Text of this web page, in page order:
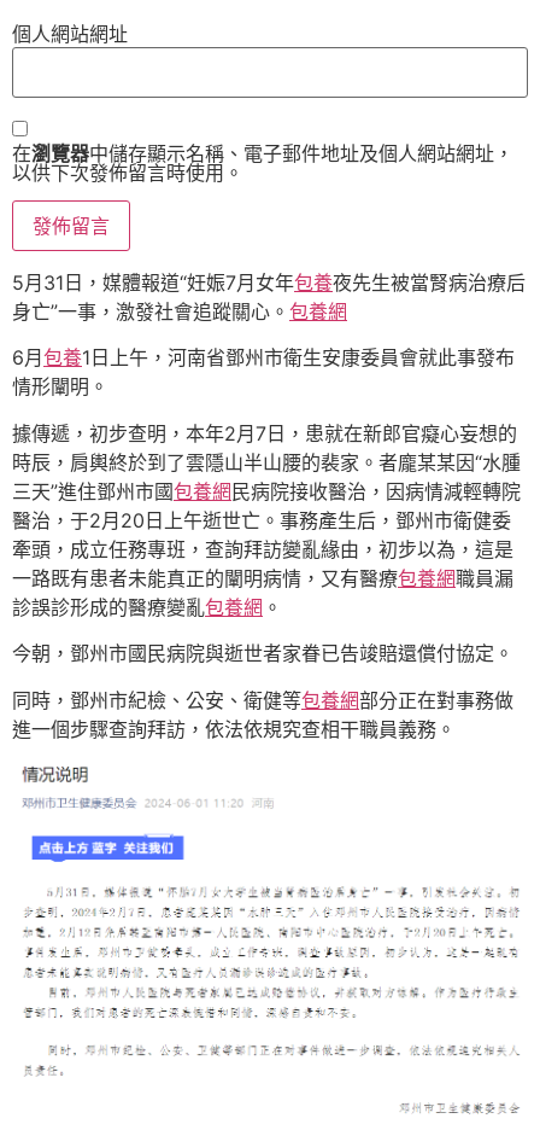
個人網站網址
在瀏覽器中儲存顯示名稱、電子郵件地址及個人網站網址，
以供下次發佈留言時使用。
5月31日，媒體報道“妊娠7月女年包養夜先生被當腎病治療后
身亡”一事，激發社會追蹤關心。 包養網
6月 包養1日上午，河南省鄧州市衛生安康委員會就此事發布
情形闡明。
據傳遞，初步查明，本年2月7日，患就在新郎官癡心妄想的
時辰，肩輿終於到了雲隱山半山腰的裴家。者龐某某因“水腫
三天”進住鄧州市國包養網民病院接收醫治，因病情減輕轉院
醫治，于2月20日上午逝世亡。事務產生后，鄧州市衛健委
牽頭，成立任務專班，查詢拜訪變亂緣由，初步以為，這是
一路既有患者未能真正的闡明病情，又有醫療包養網職員漏
診誤診形成的醫療變亂包養網 。
今朝，鄧州市國民病院與逝世者家眷已告竣賠還償付協定。
同時，鄧州市紀檢、公安、衛健等包養網部分正在對事務做
進一個步驟查詢拜訪，依法依規究查相干職員義務。